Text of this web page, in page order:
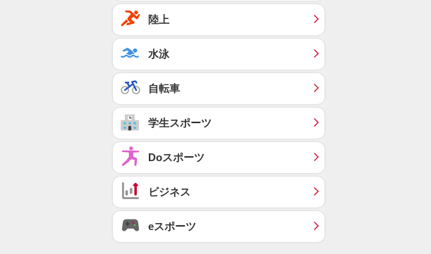
陸上
水泳
自転車
学生スポーツ
Doスポーツ
ビジネス
eスポーツ